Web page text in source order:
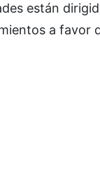
están
a favor